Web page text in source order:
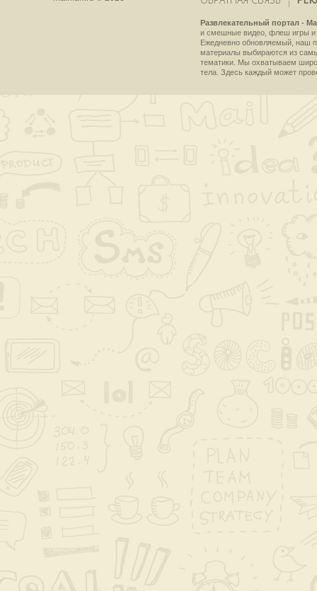
Развлекательный портал -
и смешные видео, флеш игры и
Ежедневно обновляемый, наш
материалы выбираются из
тематики. Мы охватываем
тела. Здесь каждый может